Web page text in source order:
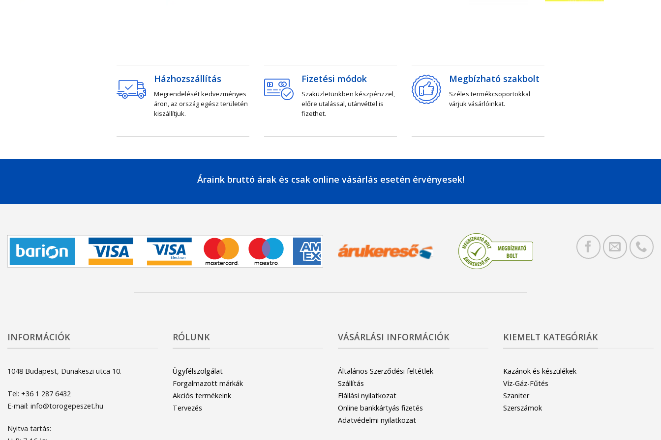
Házhozszállítás
Megrendelését kedvezményes
áron, az ország egész területén
kiszállítjuk.
Fizetési módok
Szaküzletünkben készpénzzel,
előre utalással, utánvéttel is
fizethet.
Megbízható szakbolt
Széles termékcsoportokkal
várjuk vásárlóinkat.
Áraink bruttó árak és csak online vásárlás esetén érvényesek!
INFORMÁCIÓK
1048 Budapest, Dunakeszi utca 10.
Tel: +36 1 287 6432
E-mail: info@torogepeszet.hu
Nyitva tartás:
RÓLUNK
Ügyfélszolgálat
Forgalmazott márkák
Akciós termékeink
Tervezés
VÁSÁRLÁSI INFORMÁCIÓK
Általános Szerződési feltétlek
Szállítás
Elállási nyilatkozat
Online bankkártyás fizetés
Adatvédelmi nyilatkozat
KIEMELT KATEGÓRIÁK
Kazánok és készülékek
Víz-Gáz-Fűtés
Szaniter
Szerszámok